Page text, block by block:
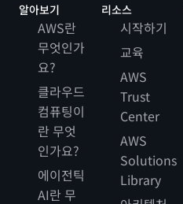
알아보기
AWS란
무엇인가
요?
클라우드
컴퓨팅이
란 무엇
인가요?
에이전틱
AI란 무
리소스
시작하기
교육
AWS
Trust
Center
AWS
Solutions
Library